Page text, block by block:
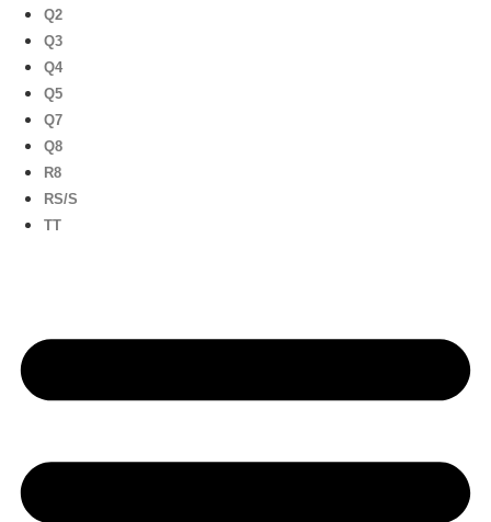
Q2
Q3
Q4
Q5
Q7
Q8
R8
RS/S
TT